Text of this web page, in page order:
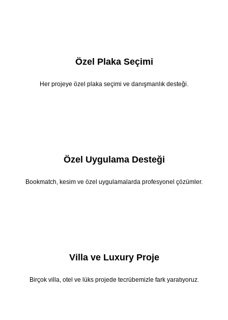
Özel Plaka Seçimi
Her projeye özel plaka seçimi ve danışmanlık desteği.
Özel Uygulama Desteği
Bookmatch, kesim ve özel uygulamalarda profesyonel çözümler.
Villa ve Luxury Proje
Birçok villa, otel ve lüks projede tecrübemizle fark yaratıyoruz.